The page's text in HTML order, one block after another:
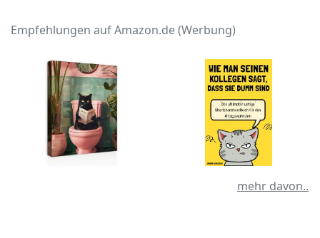
Empfehlungen auf Amazon.de (Werbung)
mehr davon..